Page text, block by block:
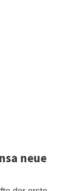
neue